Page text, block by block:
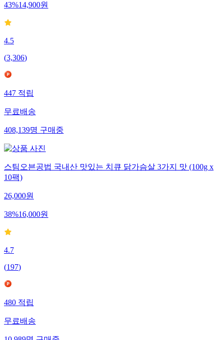
43%14,900원
4.5
(3,306)
447 적립
무료배송
408,139명 구매중
스팀오븐공법 국내산 맛있는 치큐 닭가슴살 3가지 맛 (100g x
10팩)
26,000원
38%16,000원
4.7
(197)
480 적립
무료배송